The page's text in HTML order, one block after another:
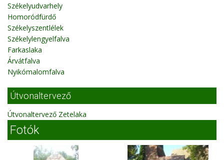
Székelyudvarhely
Homoródfürdő
Székelyszentlélek
Székelylengyelfalva
Farkaslaka
Árvátfalva
Nyikómalomfalva
Útvonaltervező
Útvonaltervező Zetelaka
Fotók